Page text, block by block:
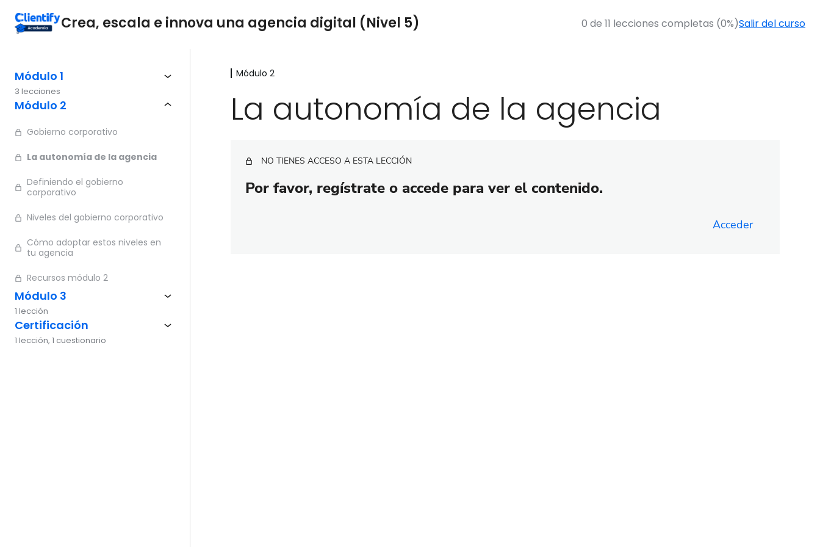
Crea, escala e innova una agencia digital (Nivel 5) 0 de 11 lecciones completas (0%)Salir del curso
Módulo 1
3 lecciones
Módulo 2
Gobierno corporativo
La autonomía de la agencia
Definiendo el gobierno
corporativo
Niveles del gobierno corporativo
Cómo adoptar estos niveles en
tu agencia
Recursos módulo 2
Módulo 3
1 lección
Certificación
1 lección, 1 cuestionario
Módulo 2
La autonomía de la agencia
NO TIENES ACCESO A ESTA LECCIÓN
Por favor, regístrate o accede para ver el contenido.
Acceder